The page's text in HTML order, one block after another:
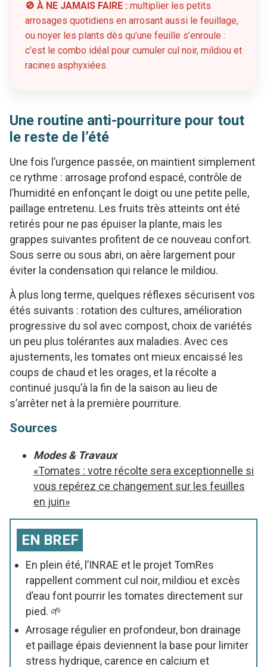
🚫 À NE JAMAIS FAIRE : multiplier les petits
arrosages quotidiens en arrosant aussi le feuillage,
ou noyer les plants dès qu’une feuille s’enroule :
c’est le combo idéal pour cumuler cul noir, mildiou et
racines asphyxiées.
Une routine anti-pourriture pour tout
le reste de l’été
Une fois l’urgence passée, on maintient simplement
ce rythme : arrosage profond espacé, contrôle de
l’humidité en enfonçant le doigt ou une petite pelle,
paillage entretenu. Les fruits très atteints ont été
retirés pour ne pas épuiser la plante, mais les
grappes suivantes profitent de ce nouveau confort.
Sous serre ou sous abri, on aère largement pour
éviter la condensation qui relance le mildiou.
À plus long terme, quelques réflexes sécurisent vos
étés suivants : rotation des cultures, amélioration
progressive du sol avec compost, choix de variétés
un peu plus tolérantes aux maladies. Avec ces
ajustements, les tomates ont mieux encaissé les
coups de chaud et les orages, et la récolte a
continué jusqu’à la fin de la saison au lieu de
s’arrêter net à la première pourriture.
Sources
Modes & Travaux
«Tomates : votre récolte sera exceptionnelle si
vous repérez ce changement sur les feuilles
en juin»
EN BREF
En plein été, l’INRAE et le projet TomRes
rappellent comment cul noir, mildiou et excès
d’eau font pourrir les tomates directement sur
pied. 🌱
Arrosage régulier en profondeur, bon drainage
et paillage épais deviennent la base pour limiter
stress hydrique, carence en calcium et